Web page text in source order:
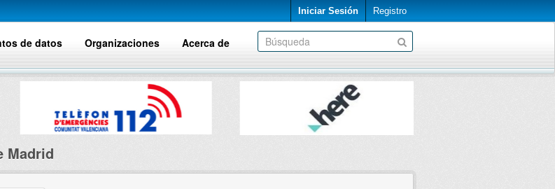
Iniciar Sesión Registro
de datos Organizaciones Acerca de
Madrid